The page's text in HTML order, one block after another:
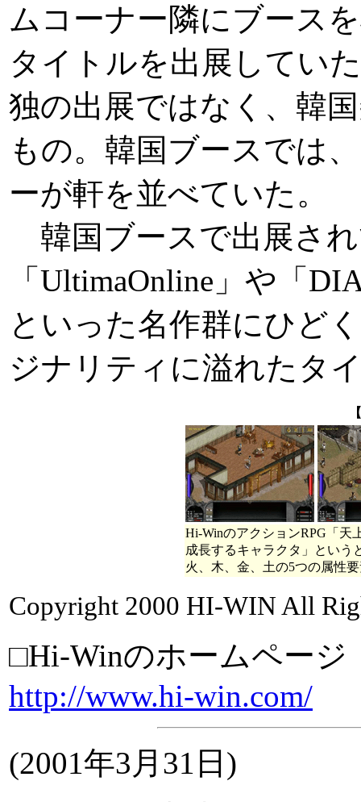
ムコーナー隣にブース
タイトルを出展してい
独の出展ではなく、韓
もの。韓国ブースでは
ーが軒を並べていた。
韓国ブースで出展さ
「UltimaOnline」や「
といった名作群にひど
ジナリティに溢れたタ
Hi-WinのアクションRPG「天
成長するキャラクタ」という
火、木、金、土の5つの属性
Copyright 2000 HI-WIN All
□Hi-Winのホームページ
http://www.hi-win.com/
(2001年3月31日)